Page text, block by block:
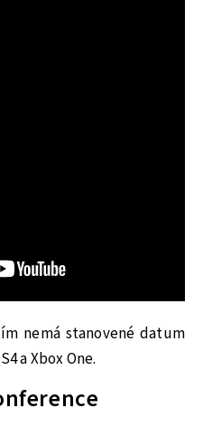
nemá stanovené datum
a Xbox One.